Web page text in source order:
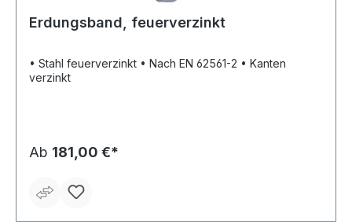
Erdungsband, feuerverzinkt
• Stahl feuerverzinkt • Nach EN 62561-2 • Kanten
verzinkt
Ab 181,00 €*